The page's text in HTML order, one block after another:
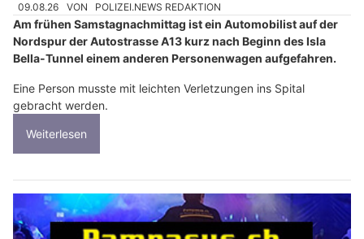
09.08.26 VON POLIZEI.NEWS REDAKTION
Am frühen Samstagnachmittag ist ein Automobilist auf der
Nordspur der Autostrasse A13 kurz nach Beginn des Isla
Bella-Tunnel einem anderen Personenwagen aufgefahren.
Eine Person musste mit leichten Verletzungen ins Spital
gebracht werden.
Weiterlesen